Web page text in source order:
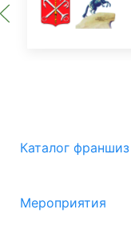
Каталог франшиз
Мероприятия